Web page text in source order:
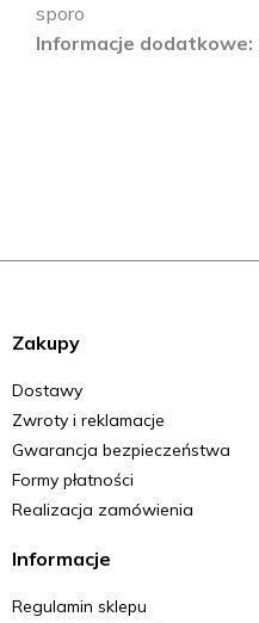
sporo
Informacje dodatkowe
Zakupy
Dostawy
Zwroty i reklamacje
Gwarancja bezpieczeństwa
Formy płatności
Realizacja zamówienia
Informacje
Regulamin sklepu